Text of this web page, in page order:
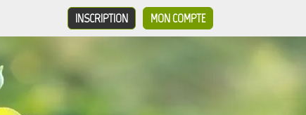
MON COMPTE
INSCRIPTION